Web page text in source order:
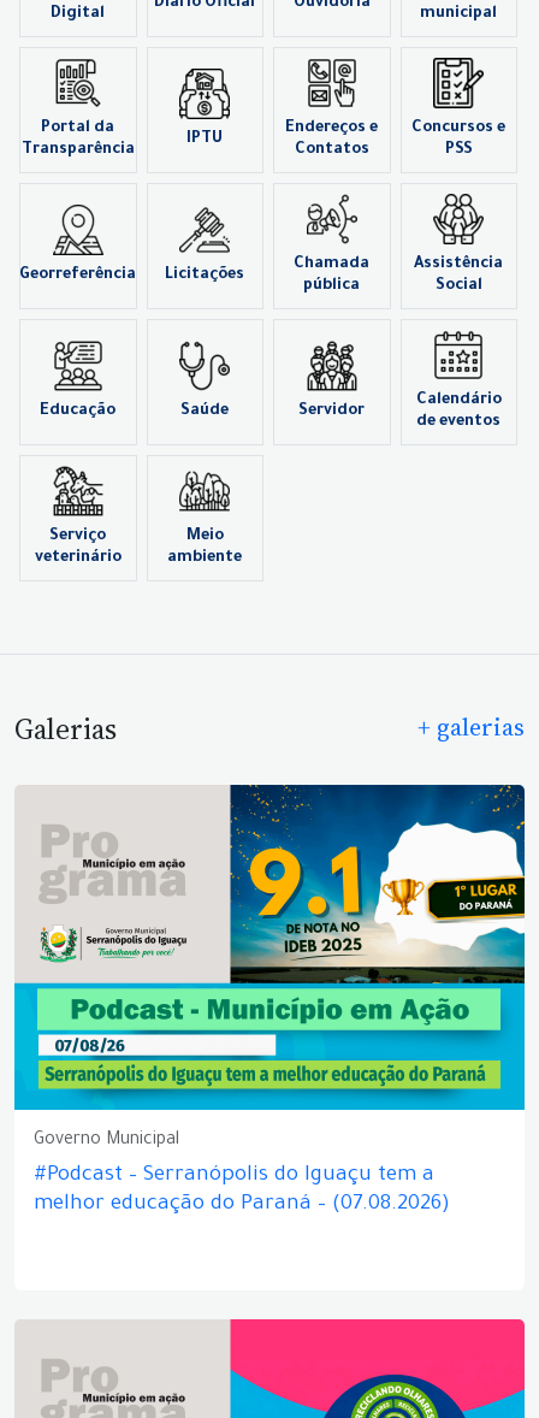
Digital
Diário Oficial Ouvidoria
municipal
Portal da
Transparência
IPTU
Endereços e
Contatos
Concursos e
PSS
Georreferência Licitações
Chamada
pública
Assistência
Social
Educação Saúde Servidor
Calendário
de eventos
Serviço
veterinário
Meio
ambiente
Galerias + galerias
Governo Municipal
#Podcast – Serranópolis do Iguaçu tem a
melhor educação do Paraná – (07.08.2026)